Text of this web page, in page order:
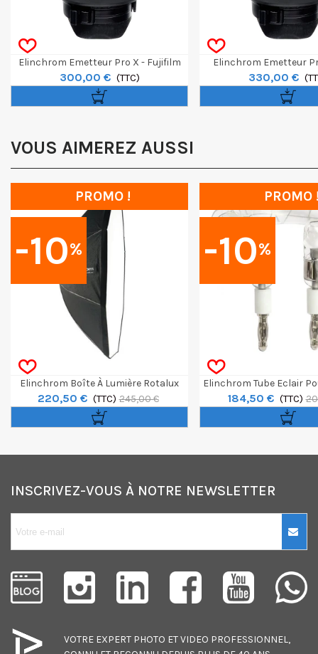
Elinchrom Emetteur Pro X - Fujifilm
300,00 € (TTC)
Elinchrom Emetteur
330,00 €
VOUS AIMEREZ AUSSI
-10%
PROMO !
Elinchrom Boîte À Lumière Rotalux
Octabox 100cm
220,50 € (TTC) 245,00 €
-10%
PROMO
Elinchrom Tube Eclair
ELB 500 TTL /
184,50 € (TTC)
INSCRIVEZ-VOUS À NOTRE NEWSLETTER
VOTRE EXPERT PHOTO ETVIDEO PROFESSIONNEL,
10€ OFFERTS sur
votre premier
achat !
Consultez notre politique de